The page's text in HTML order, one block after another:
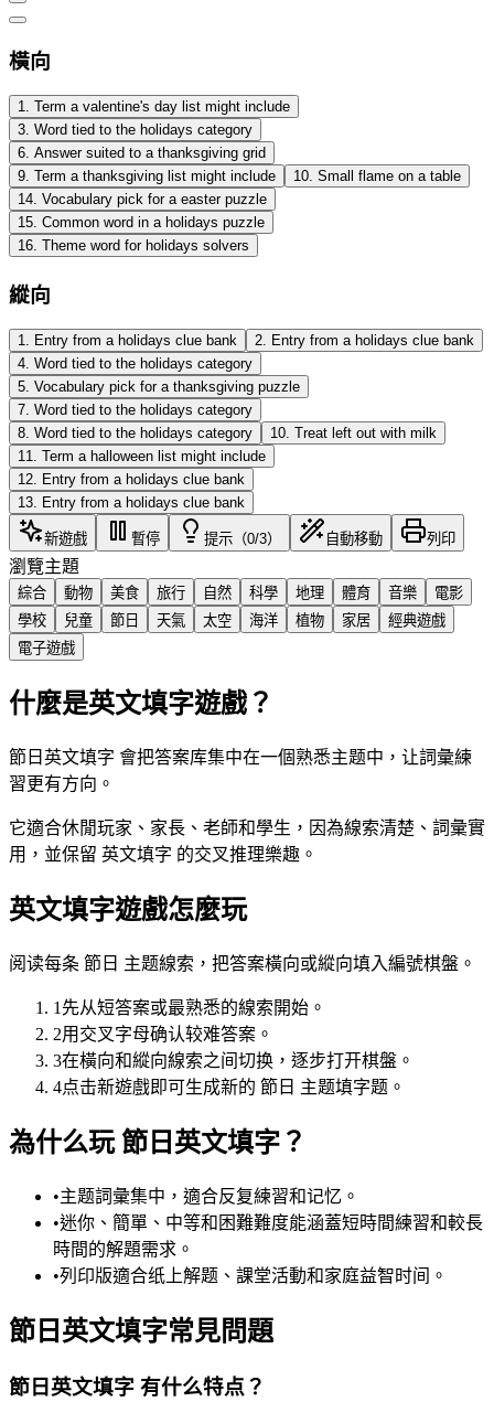
橫向
1. Term a valentine's day list might include
3. Word tied to the holidays category
6. Answer suited to a thanksgiving grid
9. Term a thanksgiving list might include 10. Small flame on a table
14. Vocabulary pick for a easter puzzle
15. Common word in a holidays puzzle
16. Theme word for holidays solvers
縱向
1 Entry from a holidays clue bank 2 Entry from a holidays clue bank
4 Word tied to the holidays category
5 Vocabulary pick for a thanksgiving puzzle
7 Word tied to the holidays category
8 Word tied to the holidays category 10 Treat left out with milk
11
Term a halloween list might include
12 Entry from a holidays clue bank
13 Entry from a holidays clue bank
新遊戲 暫停 提示（0/3） 自動移動 列印
瀏覽主題
綜合 動物 美食 旅行 自然 科學 地理 體育 音樂
電影
學校
兒童 節日 天氣 太空 海洋 植物 家居
經典遊戲
電子遊戲
什麼是英文填字遊戲？
節日英文填字 會把答案库集中在一個熟悉主题中，让詞彙練
習更有方向。
它適合休閒玩家、家長、老師和學生，因為線索清楚、詞彙實
用，並保留 英文填字 的交叉推理樂趣。
英文填字遊戲怎麼玩
阅读每条 節日 主题線索，把答案橫向或縱向填入編號棋盤。
1 先从短答案或最熟悉的線索開始。
2用交叉字母确认较难答案。
3在橫向和縱向線索之间切换，逐步打开棋盤。
4点击新遊戲即可生成新的 節日 主题填字题。
為什么玩 節日英文填字？
•主题詞彙集中，適合反复練習和记忆。
•迷你、簡單、中等和困難難度能涵蓋短時間練習和較長
時間的解題需求。
•列印版適合纸上解题、課堂活動和家庭益智时间。
節日英文填字常見問題
節日英文填字 有什么特点？